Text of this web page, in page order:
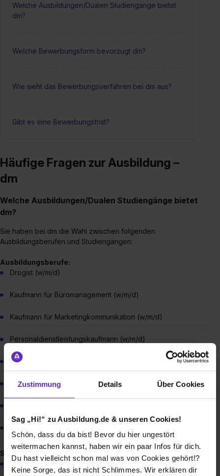
Zustimmung Details Über Cookies
Sag „Hi!“ zu Ausbildung.de & unseren Cookies!
Schön, dass du da bist! Bevor du hier ungestört
weitermachen kannst, haben wir ein paar Infos für dich.
Du hast vielleicht schon mal was von Cookies gehört!?
Keine Sorge, das ist nicht Schlimmes. Wir erklären dir
Welche Ausbildungen/Dualen Studiengänge bietet
dm?
Welche Bewerbungsform bevorzugt dm?
Wie sieht das Bewerbungsverfahren bei dm aus?
Gibt es eine Bewerbungsfrist?
Häufige Fragen zur Ausbildung –
dm
Welche Ausbildungen/Dualen Studiengänge bietet
dm?
Sie haben bei dm die Wahl zwischen folgenden
Ausbildungsberufen und Studiengängen:
Ausbildungsberufe:
Drogist (w/m/d)
Kaufmann für Büromanagement (w/m/d)
Kaufmann für Marketingkommunikation (w/m/d)
Personaldienstleistungskaufmann (w/m/d)
Fachkraft für Lagerlogistik (w/m/d)
Fachlagerist (w/m/d)
Studiengänge:
Duales Studium BWL-Handel (B.A.)